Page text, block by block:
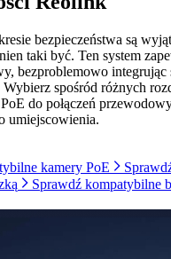
bezpieczeństwa są
taki być. Ten system
bezproblemowo integrując
spośród różnych
do połączeń
umiejscowienia.
kamery PoE
Sprawdź kompatybilne